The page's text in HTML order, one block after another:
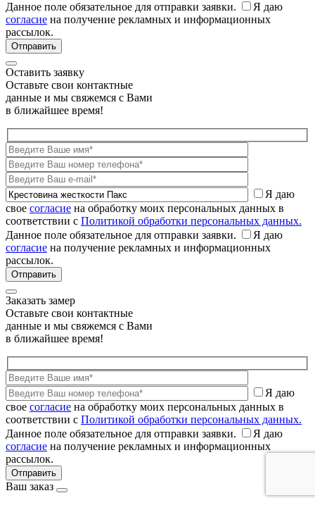
Данное поле обязательное для отправки заявки.
Я даю
согласие на получение рекламных и информационных
рассылок.
Оставить заявку
Оставьте свои контактные
данные и мы свяжемся с Вами
в ближайшее время!
Я даю
свое согласие на обработку моих персональных данных в
соответствии с Политикой обработки персональных данных.
Данное поле обязательное для отправки заявки.
Я даю
согласие на получение рекламных и информационных
рассылок.
Заказать замер
Оставьте свои контактные
данные и мы свяжемся с Вами
в ближайшее время!
Я даю
свое согласие на обработку моих персональных данных в
соответствии с Политикой обработки персональных данных.
Данное поле обязательное для отправки заявки.
Я даю
согласие на получение рекламных и информационных
рассылок.
Ваш заказ